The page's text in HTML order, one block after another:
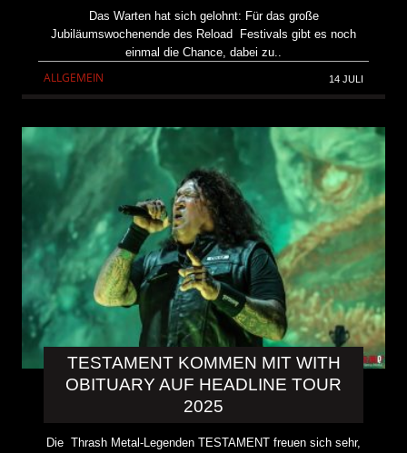
Das Warten hat sich gelohnt: Für das große
Jubiläumswochenende des Reload Festivals gibt es noch
einmal die Chance, dabei zu..
ALLGEMEIN 14 JULI
TESTAMENT KOMMEN MIT WITH
OBITUARY AUF HEADLINE TOUR
2025
Die Thrash Metal-Legenden TESTAMENT freuen sich sehr,